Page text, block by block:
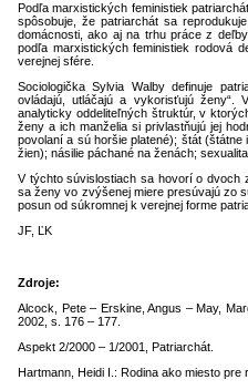
Podľa marxistických feministiek
spôsobuje, že patriarchát sa
domácnosti, ako aj na trhu práce z
podľa marxistických feministiek rodová
verejnej sfére.
Sociologička Sylvia Walby definuje
ovládajú, utláčajú a vykorisťujú ženy“.
analyticky oddeliteľných štruktúr, v
ženy a ich manželia si privlastňujú jej
povolaní a sú horšie platené); štát
žien); násilie páchané na ženách;
V týchto súvislostiach sa hovorí o dvoch
sa ženy vo zvýšenej miere presúvajú zo
posun od súkromnej k verejnej forme
JF, ĽK
Zdroje:
Alcock, Pete – Erskine, Angus – May,
2002, s. 176 – 177.
Aspekt 2/2000 – 1/2001, Patriarchát.
Hartmann, Heidi I.: Rodina ako miesto pre